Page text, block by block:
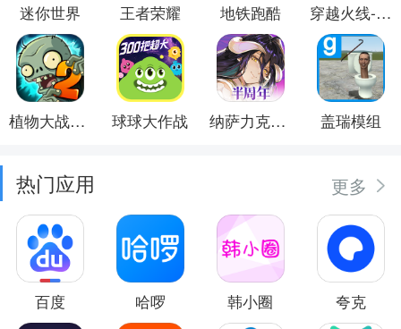
迷你世界 王者荣耀 地铁跑酷 穿越火线-枪战王者
植物大战僵尸2 球球大作战 纳萨力克之王 盖瑞模组
热门应用 更多
百度 哈啰 韩小圈 夸克